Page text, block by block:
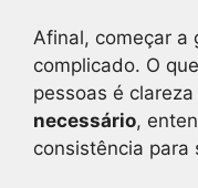
Afinal, começar a
complicado. O
pessoas é
necessário,
consistência para